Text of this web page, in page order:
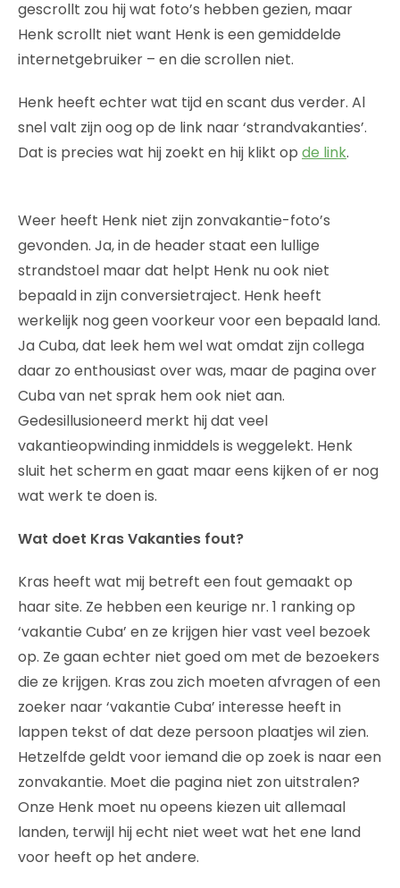
gescrollt zou hij wat foto’s hebben gezien, maar
Henk scrollt niet want Henk is een gemiddelde
internetgebruiker – en die scrollen niet.
Henk heeft echter wat tijd en scant dus verder. Al
snel valt zijn oog op de link naar ‘strandvakanties’.
Dat is precies wat hij zoekt en hij klikt op de link.
Weer heeft Henk niet zijn zonvakantie-foto’s
gevonden. Ja, in de header staat een lullige
strandstoel maar dat helpt Henk nu ook niet
bepaald in zijn conversietraject. Henk heeft
werkelijk nog geen voorkeur voor een bepaald land.
Ja Cuba, dat leek hem wel wat omdat zijn collega
daar zo enthousiast over was, maar de pagina over
Cuba van net sprak hem ook niet aan.
Gedesillusioneerd merkt hij dat veel
vakantieopwinding inmiddels is weggelekt. Henk
sluit het scherm en gaat maar eens kijken of er nog
wat werk te doen is.
Wat doet Kras Vakanties fout?
Kras heeft wat mij betreft een fout gemaakt op
haar site. Ze hebben een keurige nr. 1 ranking op
‘vakantie Cuba’ en ze krijgen hier vast veel bezoek
op. Ze gaan echter niet goed om met de bezoekers
die ze krijgen. Kras zou zich moeten afvragen of een
zoeker naar ‘vakantie Cuba’ interesse heeft in
lappen tekst of dat deze persoon plaatjes wil zien.
Hetzelfde geldt voor iemand die op zoek is naar een
zonvakantie. Moet die pagina niet zon uitstralen?
Onze Henk moet nu opeens kiezen uit allemaal
landen, terwijl hij echt niet weet wat het ene land
voor heeft op het andere.